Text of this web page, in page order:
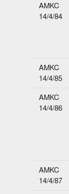
AMKC
14/4/84
AMKC
14/4/85
AMKC
14/4/86
AMKC
14/4/87